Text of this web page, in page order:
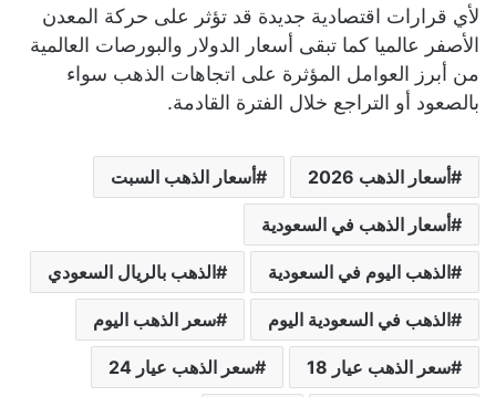
لأي قرارات اقتصادية جديدة قد تؤثر على حركة المعدن
الأصفر عالميا كما تبقى أسعار الدولار والبورصات العالمية
من أبرز العوامل المؤثرة على اتجاهات الذهب سواء
بالصعود أو التراجع خلال الفترة القادمة.
أسعار الذهب 2026 أسعار الذهب السبت
أسعار الذهب في السعودية
الذهب اليوم في السعودية الذهب بالريال السعودي
الذهب في السعودية اليوم سعر الذهب اليوم
سعر الذهب عيار 18 سعر الذهب عيار 24